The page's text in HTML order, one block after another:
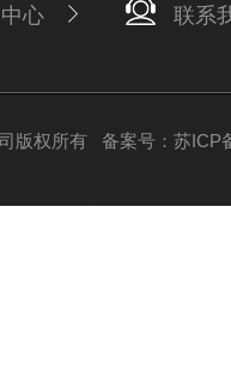
心 联系
版权所有 备案号：苏ICP